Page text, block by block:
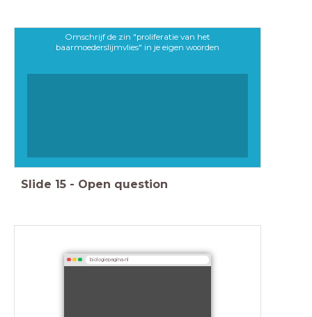
Omschrijf de zin "proliferatie van het
baarmoederslijmvlies" in je eigen woorden
Slide 15 - Open question
biologiepagina.nl